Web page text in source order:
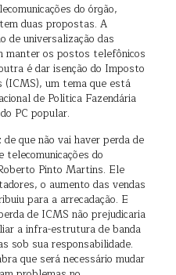
do órgão,
duas propostas. A
de universalização das
manter os postos telefônicos
é dar isenção do Imposto
(ICMS), um tema que está
de Política Fazendária
PC popular.
que não vai haver perda de
do
Pinto Martins. Ele
o aumento das vendas
para a arrecadação. E
de ICMS não prejudicaria
a infra-estrutura de banda
sob sua responsabilidade.
que será necessário mudar